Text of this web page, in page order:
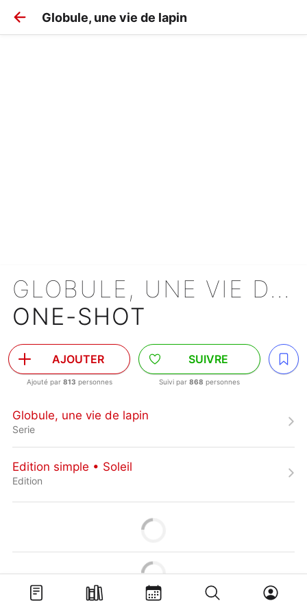
Globule, une vie de lapin
GLOBULE, UNE VIE DE LAPIN
ONE-SHOT
AJOUTER
Ajouté par 813 personnes
SUIVRE
Suivi par 868 personnes
Globule, une vie de lapin
Serie
Edition simple • Soleil
Edition